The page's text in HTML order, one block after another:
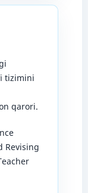
tizimini
qarori.
Revising